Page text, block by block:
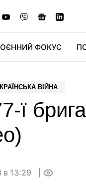
ФОКУС
ВІЙНА
ї
в 13:29